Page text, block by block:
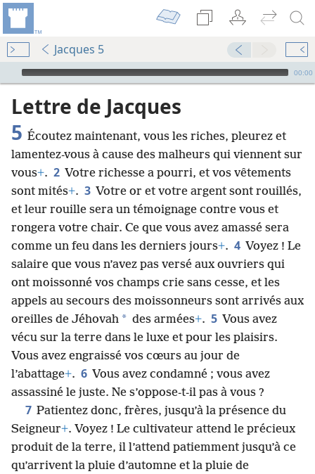
Jacques 5
Audio Player
00:00
Lettre de Jacques
5 Écoutez maintenant, vous les riches, pleurez et
lamentez-vous à cause des malheurs qui viennent sur
vous+. 2 Votre richesse a pourri, et vos vêtements
sont mités+. 3 Votre or et votre argent sont rouillés,
et leur rouille sera un témoignage contre vous et
rongera votre chair. Ce que vous avez amassé sera
comme un feu dans les derniers jours+. 4 Voyez ! Le
salaire que vous n’avez pas versé aux ouvriers qui
ont moissonné vos champs crie sans cesse, et les
appels au secours des moissonneurs sont arrivés aux
oreilles de Jéhovah * des armées+. 5 Vous avez
vécu sur la terre dans le luxe et pour les plaisirs.
Vous avez engraissé vos cœurs au jour de
l’abattage+. 6 Vous avez condamné ; vous avez
assassiné le juste. Ne s’oppose-t-il pas à vous ?
7 Patientez donc, frères, jusqu’à la présence du
Seigneur+. Voyez ! Le cultivateur attend le précieux
produit de la terre, il l’attend patiemment jusqu’à ce
qu’arrivent la pluie d’automne et la pluie de